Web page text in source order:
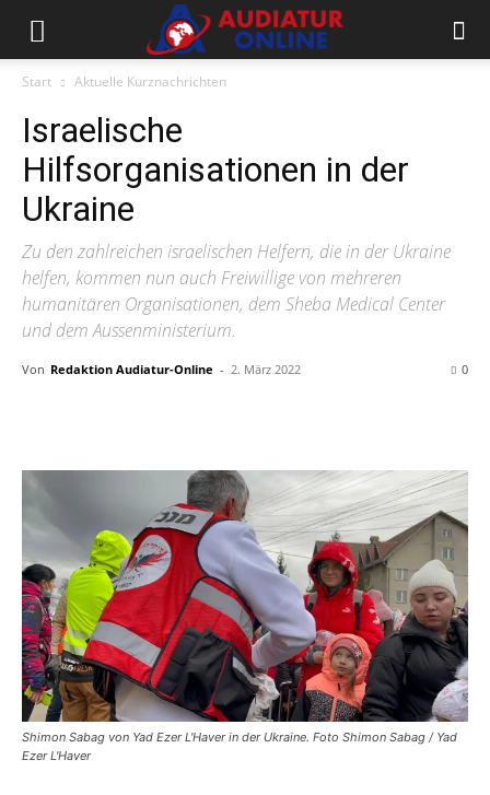
Start Aktuelle Kurznachrichten
Israelische
Hilfsorganisationen in der
Ukraine
Zu den zahlreichen israelischen Helfern, die in der Ukraine
helfen, kommen nun auch Freiwillige von mehreren
humanitären Organisationen, dem Sheba Medical Center
und dem Aussenministerium.
Von Redaktion Audiatur-Online - 2. März 2022 0
Shimon Sabag von Yad Ezer L'Haver in der Ukraine. Foto Shimon Sabag / Yad
Ezer L'Haver